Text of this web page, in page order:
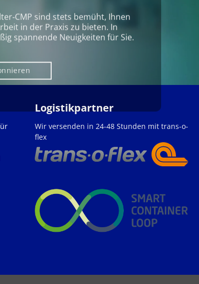
sind stets bemüht, Ihnen
in der Praxis zu bieten. In
spannende Neuigkeiten für Sie.
Logistikpartner
Wir versenden in 24-48 Stunden mit trans-o-
flex